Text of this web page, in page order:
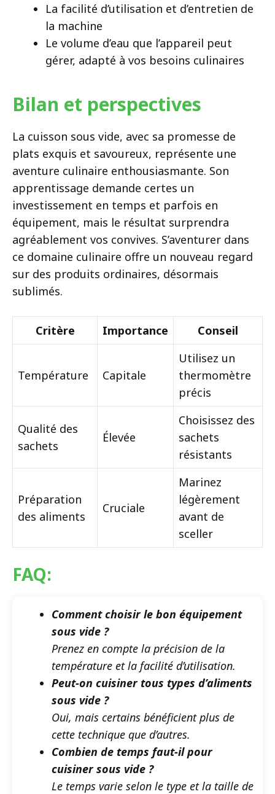
La facilité d’utilisation et d’entretien de
la machine
Le volume d’eau que l’appareil peut
gérer, adapté à vos besoins culinaires
Bilan et perspectives
La cuisson sous vide, avec sa promesse de
plats exquis et savoureux, représente une
aventure culinaire enthousiasmante. Son
apprentissage demande certes un
investissement en temps et parfois en
équipement, mais le résultat surprendra
agréablement vos convives. S’aventurer dans
ce domaine culinaire offre un nouveau regard
sur des produits ordinaires, désormais
sublimés.
Critère Importance Conseil
Température Capitale
Utilisez un
thermomètre
précis
Qualité des
sachets
Élevée
Choisissez des
sachets
résistants
Préparation
des aliments
Cruciale
Marinez
légèrement
avant de
sceller
FAQ:
Comment choisir le bon équipement
sous vide ?
Prenez en compte la précision de la
température et la facilité d’utilisation.
Peut-on cuisiner tous types d’aliments
sous vide ?
Oui, mais certains bénéficient plus de
cette technique que d’autres.
Combien de temps faut-il pour
cuisiner sous vide ?
Le temps varie selon le type et la taille de